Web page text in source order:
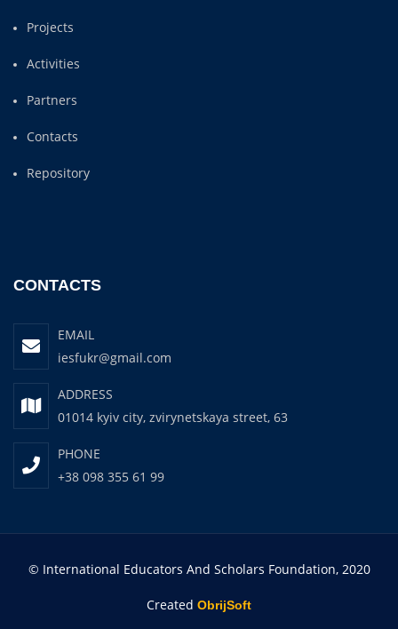
Projects
Activities
Partners
Contacts
Repository
CONTACTS
EMAIL
iesfukr@gmail.com
ADDRESS
01014 kyiv city, zvirynetskaya street, 63
PHONE
+38 098 355 61 99
© International Educators And Scholars Foundation, 2020
Created ObrijSoft